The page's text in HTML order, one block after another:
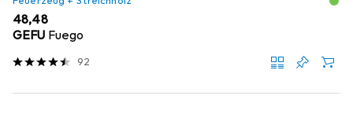
EUR
48,48
GEFU Fuego
92